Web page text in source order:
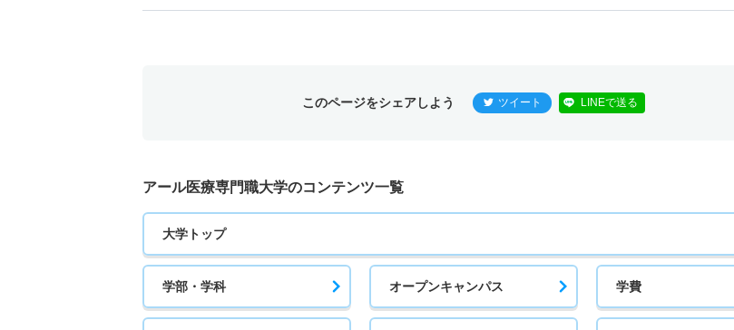
このページをシェアしよう ツイート LINEで送る
アール医療専門職大学のコンテンツ一覧
大学トップ
学部・学科 オープンキャンパス 学費